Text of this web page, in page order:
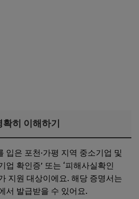
히 이해하기
입은 포천·가평 지역 중소기업 및
업 확인증’ 또는 ‘피해사실확인
지원 대상이에요. 해당 증명서는
서 발급받을 수 있어요.